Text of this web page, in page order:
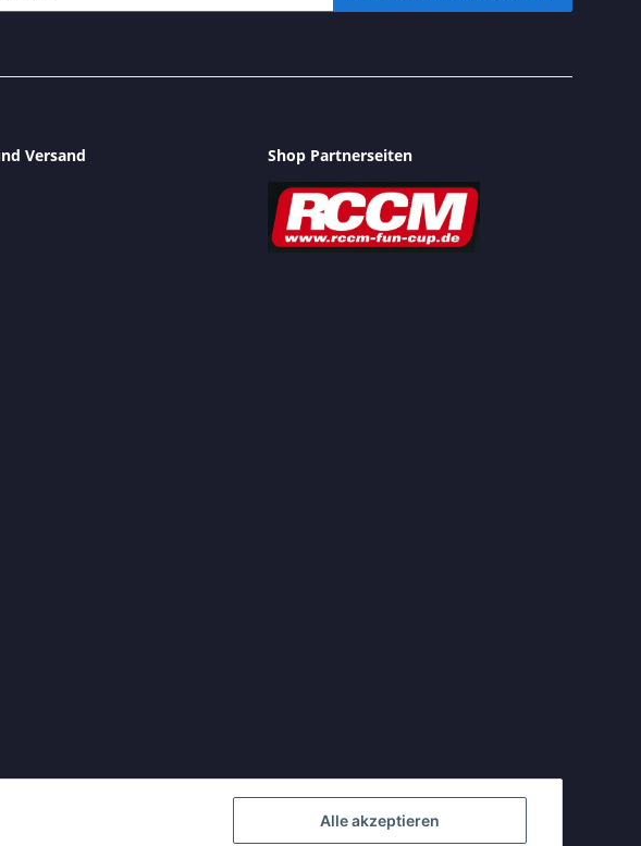
Alle akzeptieren
Versand Shop Partnerseiten